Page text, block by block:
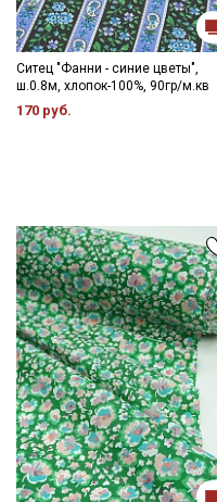
Ситец "Фанни - синие цветы",
ш.0.8м, хлопок-100%, 90гр/м.кв
170 руб.